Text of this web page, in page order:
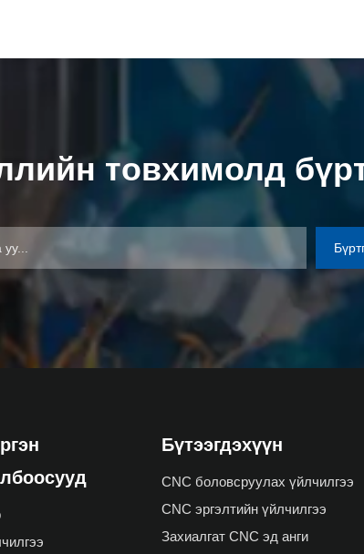
товхимолд
Бүтээгдэхүүн
CNC боловсруулах үйлчилгээ
CNC эргэлтийн үйлчилгээ
Захиалгат CNC эд анги